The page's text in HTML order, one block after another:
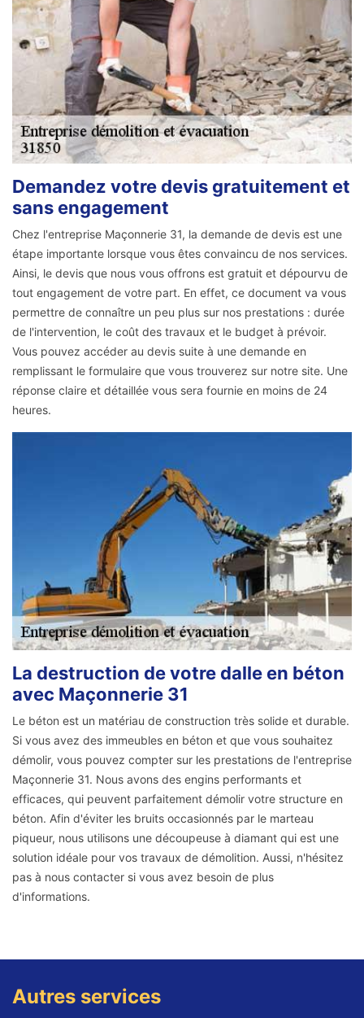
Demandez votre devis gratuitement et
sans engagement
Chez l'entreprise Maçonnerie 31, la demande de devis est une
étape importante lorsque vous êtes convaincu de nos services.
Ainsi, le devis que nous vous offrons est gratuit et dépourvu de
tout engagement de votre part. En effet, ce document va vous
permettre de connaître un peu plus sur nos prestations : durée
de l'intervention, le coût des travaux et le budget à prévoir.
Vous pouvez accéder au devis suite à une demande en
remplissant le formulaire que vous trouverez sur notre site. Une
réponse claire et détaillée vous sera fournie en moins de 24
heures.
La destruction de votre dalle en béton
avec Maçonnerie 31
Le béton est un matériau de construction très solide et durable.
Si vous avez des immeubles en béton et que vous souhaitez
démolir, vous pouvez compter sur les prestations de l'entreprise
Maçonnerie 31. Nous avons des engins performants et
efficaces, qui peuvent parfaitement démolir votre structure en
béton. Afin d'éviter les bruits occasionnés par le marteau
piqueur, nous utilisons une découpeuse à diamant qui est une
solution idéale pour vos travaux de démolition. Aussi, n'hésitez
pas à nous contacter si vous avez besoin de plus
d'informations.
Autres services